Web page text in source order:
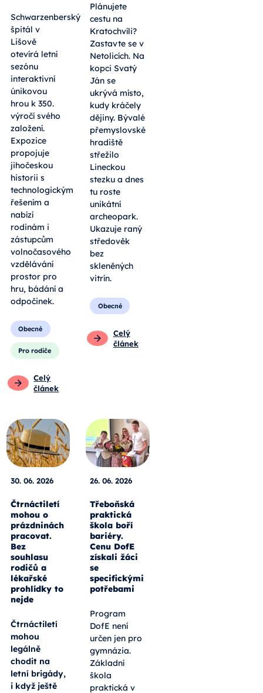
Schwarzenberský
špitál v
Lišově
otevírá letní
sezónu
interaktivní
únikovou
hrou k 350.
výročí svého
založení.
Expozice
propojuje
jihočeskou
historii s
technologickým
řešením a
nabízí
rodinám i
zástupcům
volnočasového
vzdělávání
prostor pro
hru, bádání a
odpočinek.
Obecné
Pro rodiče
Celý
článek
Plánujete
cestu na
Kratochvíli?
Zastavte se v
Netolicích. Na
kopci Svatý
Ján se
ukrývá místo,
kudy kráčely
dějiny. Bývalé
přemyslovské
hradiště
střežilo
Lineckou
stezku a dnes
tu roste
unikátní
archeopark.
Ukazuje raný
středověk
bez
skleněných
vitrín.
Obecné
Celý
článek
30. 06. 2026
Čtrnáctiletí
mohou o
prázdninách
pracovat.
Bez
souhlasu
rodičů a
lékařské
prohlídky to
nejde
Čtrnáctiletí
mohou
legálně
chodit na
letní brigády,
i když ještě
26. 06. 2026
Třeboňská
praktická
škola boří
bariéry.
Cenu DofE
získali žáci
se
specifickými
potřebami
Program
DofE není
určen jen pro
gymnázia.
Základní
škola
praktická v